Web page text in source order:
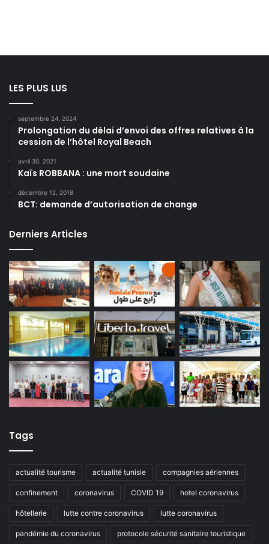
LES PLUS LUS
septembre 24, 2024
Prolongation du délai d’envoi des offres relatives à la
cession de l’hôtel Royal Beach
avril 30, 2021
Kaïs ROBBANA : une mort soudaine
décembre 12, 2018
BCT: demande d’autorisation de change
Derniers Articles
Tags
actualité tourisme actualité tunisie compagnies aériennes
confinement coronavirus COVID 19 hotel coronavirus
hôtellerie lutte contre coronavirus lutte coronavirus
pandémie du coronavirus protocole sécurité sanitaire touristique